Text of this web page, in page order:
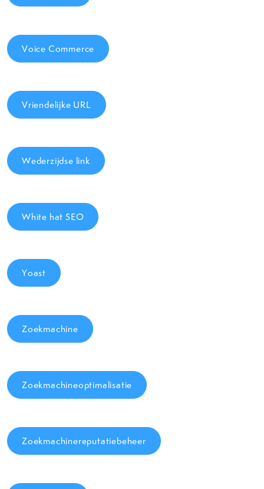
Voice Commerce
Vriendelijke URL
Wederzijdse link
White hat SEO
Yoast
Zoekmachine
Zoekmachineoptimalisatie
Zoekmachinereputatiebeheer